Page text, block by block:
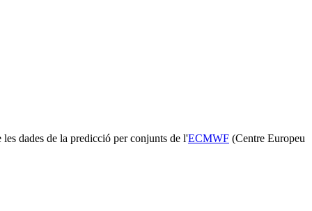
dades de la predicció per conjunts de l'ECMWF (Centre Europeu